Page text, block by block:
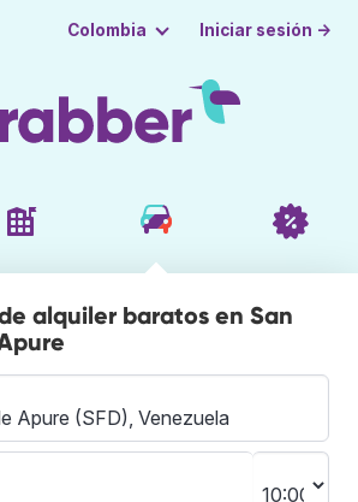
Colombia Iniciar sesión →
alquiler baratos en San